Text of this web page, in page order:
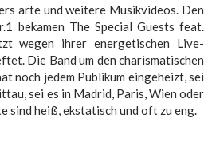
arte und weitere Musikvideos. Den
bekamen The Special Guests feat.
wegen ihrer energetischen Live-
Die Band um den charismatischen
noch jedem Publikum eingeheizt, sei
sei es in Madrid, Paris, Wien oder
sind heiß, ekstatisch und oft zu eng.